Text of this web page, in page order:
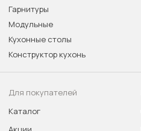
Гарнитуры
Модульные
Кухонные столы
Конструктор кухонь
Для покупателей
Каталог